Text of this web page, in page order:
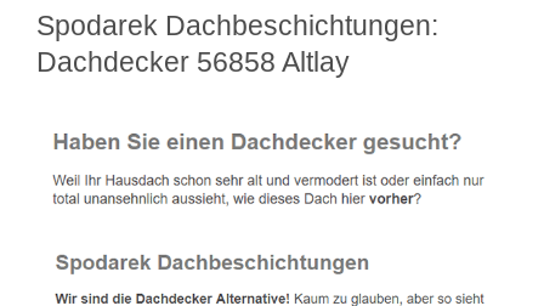
Spodarek Dachbeschichtungen:
Dachdecker 56858 Altlay